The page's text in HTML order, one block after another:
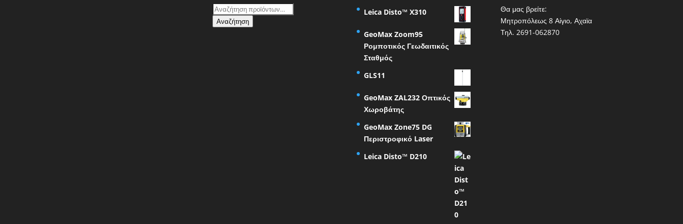
Αναζήτηση
για:
Αναζήτηση
Leica Disto™ X310
GeoMax Zoom95
Ρομποτικός Γεωδαιτικός
Σταθμός
GLS11
GeoMax ZAL232 Οπτικός
Χωροβάτης
GeoMax Zone75 DG
Περιστροφικό Laser
Leica Disto™ D210
Θα μας βρείτε:
Μητροπόλεως 8 Αίγιο, Αχαϊα
Τηλ. 2691-062870